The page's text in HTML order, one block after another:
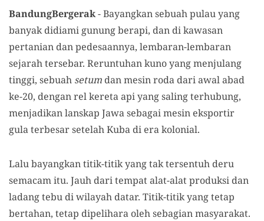
BandungBergerak- Bayangkan sebuah pulau yang
banyak didiami gunung berapi, dan di kawasan
pertanian dan pedesaannya, lembaran-lembaran
sejarah tersebar. Reruntuhan kuno yang menjulang
tinggi, sebuah setum dan mesin roda dari awal abad
ke-20, dengan rel kereta api yang saling terhubung,
menjadikan lanskap Jawa sebagai mesin eksportir
gula terbesar setelah Kuba di era kolonial.
Lalu bayangkan titik-titik yang tak tersentuh deru
semacam itu. Jauh dari tempat alat-alat produksi dan
ladang tebu di wilayah datar. Titik-titik yang tetap
bertahan, tetap dipelihara oleh sebagian masyarakat.